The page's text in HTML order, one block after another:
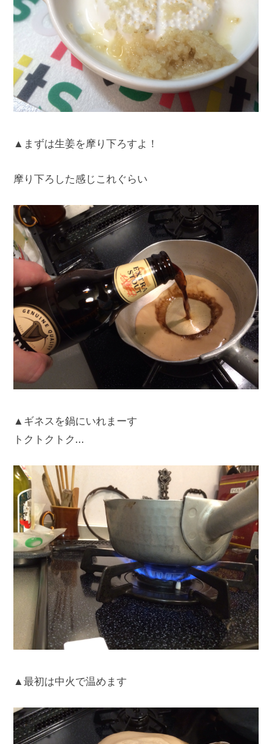
▲まずは生姜を摩り下ろすよ！
摩り下ろした感じこれぐらい
▲ギネスを鍋にいれまーす
トクトクトク…
▲最初は中火で温めます